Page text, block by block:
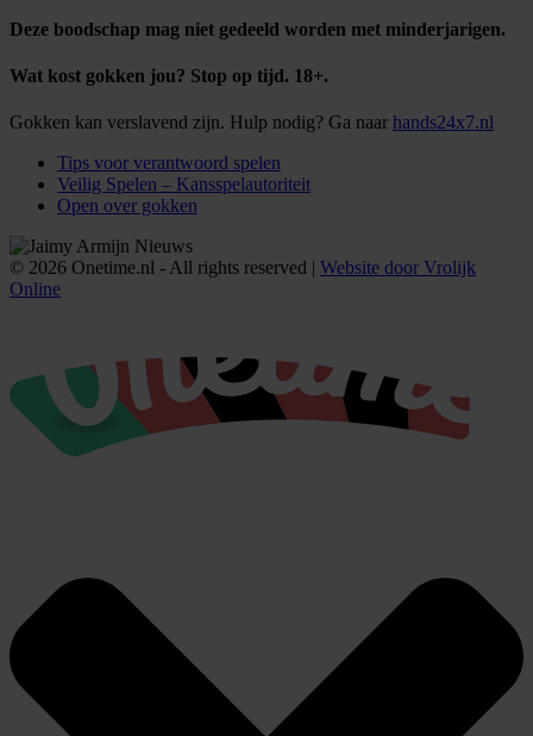
Deze boodschap mag niet gedeeld worden met minderjarigen.
Wat kost gokken jou? Stop op tijd. 18+.
Gokken kan verslavend zijn. Hulp nodig? Ga naar hands24x7.nl
Tips voor verantwoord spelen
Veilig Spelen – Kansspelautoriteit
Open over gokken
© 2026 Onetime.nl - All rights reserved | Website door Vrolijk
Online